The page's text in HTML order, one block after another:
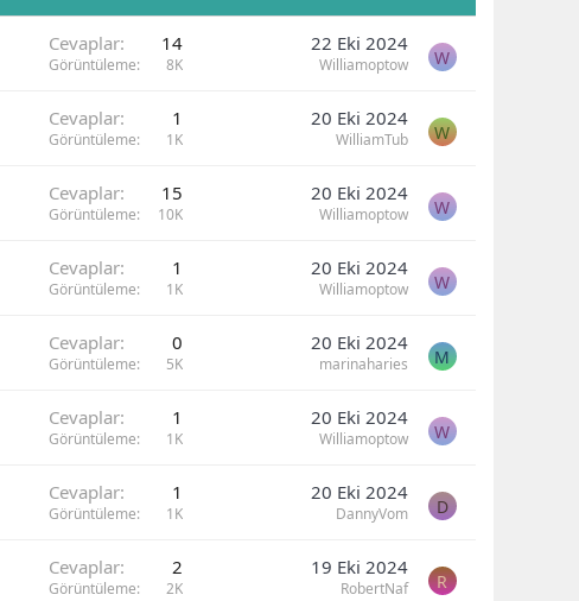
Cevaplar 14
Görüntüleme 8K
22 Eki 2024
Williamoptow W
Cevaplar 1
Görüntüleme 1K
20 Eki 2024
WilliamTub W
Cevaplar 15
Görüntüleme 10K
20 Eki 2024
Williamoptow W
Cevaplar 1
Görüntüleme 1K
20 Eki 2024
Williamoptow W
Cevaplar 0
Görüntüleme 5K
20 Eki 2024
marinaharies M
Cevaplar 1
Görüntüleme 1K
20 Eki 2024
Williamoptow W
Cevaplar 1
Görüntüleme 1K
20 Eki 2024
DannyVom D
Cevaplar 2
Görüntüleme 2K
19 Eki 2024
RobertNaf R